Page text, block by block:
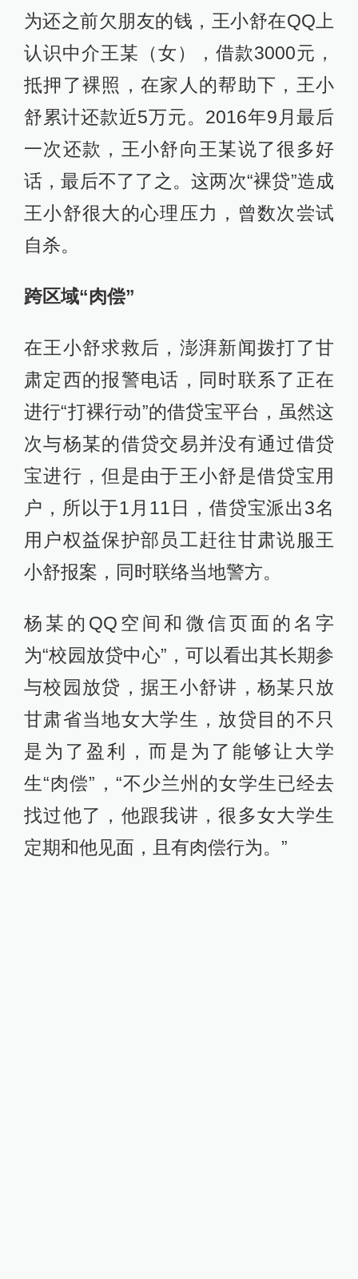
为还之前欠朋友的钱，王小舒在QQ上
认识中介王某（女），借款3000元，
抵押了裸照，在家人的帮助下，王小
舒累计还款近5万元。2016年9月最后
一次还款，王小舒向王某说了很多好
话，最后不了了之。这两次“裸贷”造成
王小舒很大的心理压力，曾数次尝试
自杀。
跨区域“肉偿”
在王小舒求救后，澎湃新闻拨打了甘
肃定西的报警电话，同时联系了正在
进行“打裸行动”的借贷宝平台，虽然这
次与杨某的借贷交易并没有通过借贷
宝进行，但是由于王小舒是借贷宝用
户，所以于1月11日，借贷宝派出3名
用户权益保护部员工赶往甘肃说服王
小舒报案，同时联络当地警方。
杨某的QQ空间和微信页面的名字
为“校园放贷中心”，可以看出其长期参
与校园放贷，据王小舒讲，杨某只放
甘肃省当地女大学生，放贷目的不只
是为了盈利，而是为了能够让大学
生“肉偿”，“不少兰州的女学生已经去
找过他了，他跟我讲，很多女大学生
定期和他见面，且有肉偿行为。”